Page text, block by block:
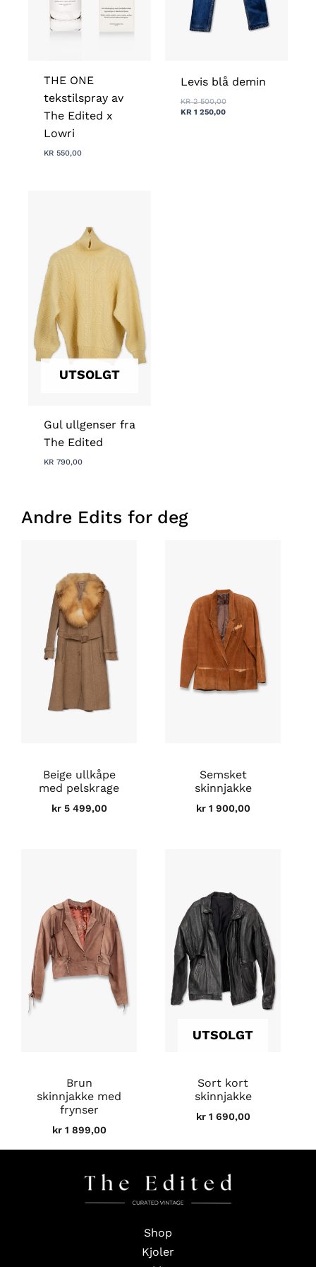
THE ONE
tekstilspray av
The Edited x
Lowri
KR550,00
Levis blå demin
KR2 500,00
KR1 250,00
UTSOLGT
Gul ullgenser fra
The Edited
KR790,00
Andre Edits for deg
Beige ullkåpe
med pelskrage
kr5 499,00
Semsket
skinnjakke
kr1 900,00
Brun
skinnjakke med
frynser
kr1 899,00
UTSOLGT
Sort kort
skinnjakke
kr1 690,00
Shop
Kjoler